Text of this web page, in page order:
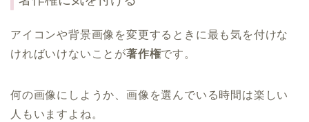
アイコンや背景画像を変更するときに最も気を付けな
ければいけないことが著作権です。
何の画像にしようか、画像を選んでいる時間は楽しい
人もいますよね。